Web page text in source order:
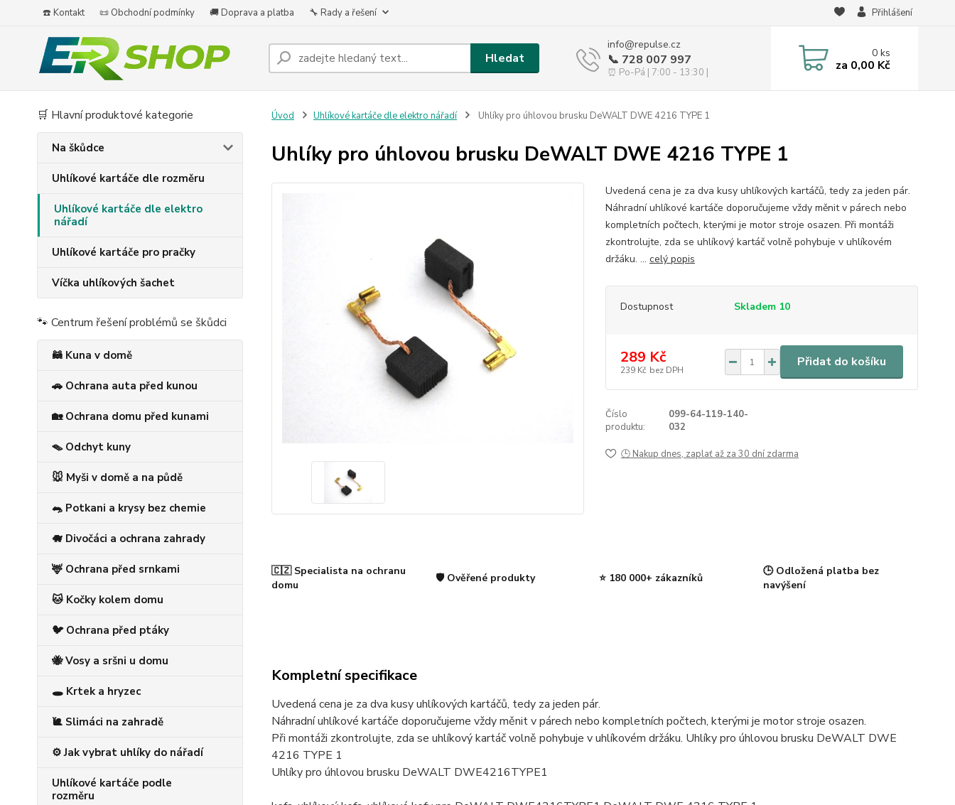
☎️ Kontakt 📜 Obchodní podmínky 🚚 Doprava a platba 🔧 Rady a řešení Přihlášení
Hledat
info@repulse.cz
📞 728 007 997
⏰ Po-Pá | 7:00 - 13:30 |
0ks
za 0,00 Kč
🛒 Hlavní produktové kategorie
Na škůdce
Uhlíkové kartáče dle rozměru
Uhlíkové kartáče dle elektro
nářadí
Uhlíkové kartáče pro pračky
Víčka uhlíkových šachet
🐾 Centrum řešení problémů se škůdci
🦝 Kuna v domě
🚗 Ochrana auta před kunou
🏡 Ochrana domu před kunami
🪤 Odchyt kuny
🐭 Myši v domě a na půdě
🐀 Potkani a krysy bez chemie
🐗 Divočáci a ochrana zahrady
🦌 Ochrana před srnkami
🐱 Kočky kolem domu
🐦 Ochrana před ptáky
🐝 Vosy a sršni u domu
🕳️ Krtek a hryzec
🐌 Slimáci na zahradě
⚙️ Jak vybrat uhlíky do nářadí
Uhlíkové kartáče podle
rozměru
Úvod Uhlíkové kartáče dle elektro nářadí Uhlíky pro úhlovou brusku DeWALT DWE 4216 TYPE 1
Uhlíky pro úhlovou brusku DeWALT DWE 4216 TYPE 1
Uvedená cena je za dva kusy uhlíkových kartáčů, tedy za jeden pár.
Náhradní uhlíkové kartáče doporučujeme vždy měnit v párech nebo
kompletních počtech, kterými je motor stroje osazen. Při montáži
zkontrolujte, zda se uhlíkový kartáč volně pohybuje v uhlíkovém
držáku. ... celý popis
Dostupnost Skladem 10
289 Kč
239 Kč bez DPH
Přidat do košíku
Číslo
produktu:
099-64-119-140-
032
🕒 Nakup dnes, zaplať až za 30 dní zdarma
🇨🇿 Specialista na ochranu
domu
🛡️ Ověřené produkty ⭐ 180 000+ zákazníků
🕒 Odložená platba bez
navýšení
Kompletní specifikace
Uvedená cena je za dva kusy uhlíkových kartáčů, tedy za jeden pár.
Náhradní uhlíkové kartáče doporučujeme vždy měnit v párech nebo kompletních počtech, kterými je motor stroje osazen.
Při montáži zkontrolujte, zda se uhlíkový kartáč volně pohybuje v uhlíkovém držáku. Uhlíky pro úhlovou brusku DeWALT DWE
4216 TYPE 1
Uhlíky pro úhlovou brusku DeWALT DWE4216TYPE1